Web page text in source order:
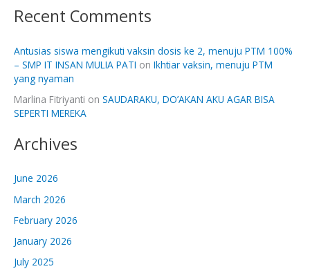
Recent Comments
Antusias siswa mengikuti vaksin dosis ke 2, menuju PTM 100%
– SMP IT INSAN MULIA PATI on Ikhtiar vaksin, menuju PTM
yang nyaman
Marlina Fitriyanti on SAUDARAKU, DO’AKAN AKU AGAR BISA
SEPERTI MEREKA
Archives
June 2026
March 2026
February 2026
January 2026
July 2025